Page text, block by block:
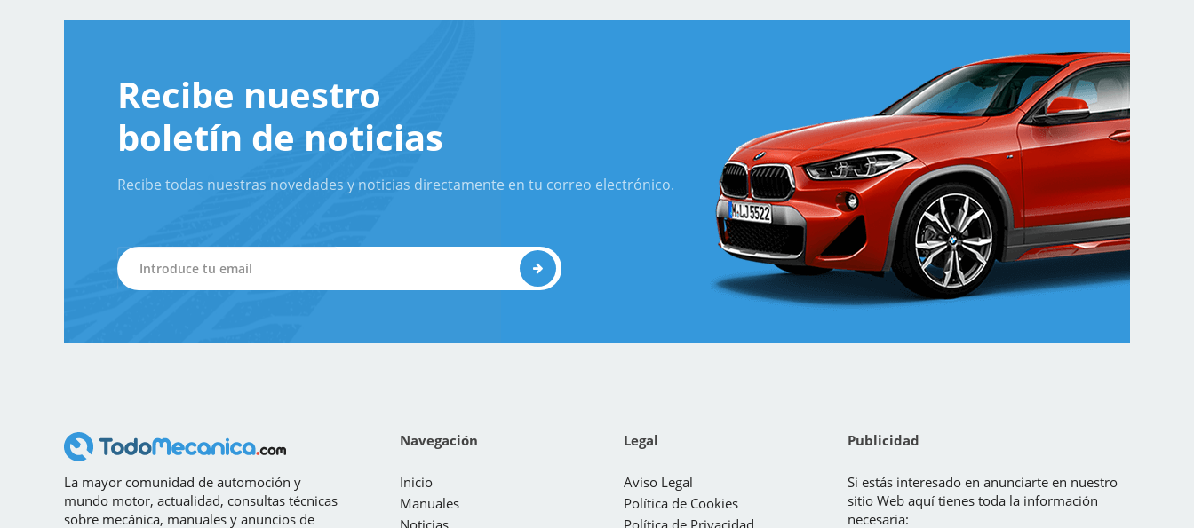
Recibe nuestro
boletín de noticias
Recibe todas nuestras novedades y noticias directamente en tu correo electrónico.
La mayor comunidad de automoción y
mundo motor, actualidad, consultas técnicas
sobre mecánica, manuales y anuncios de
Navegación
Inicio
Manuales
Noticias
Legal
Aviso Legal
Política de Cookies
Política de Privacidad
Publicidad
Si estás interesado en anunciarte en nuestro
sitio Web aquí tienes toda la información
necesaria: